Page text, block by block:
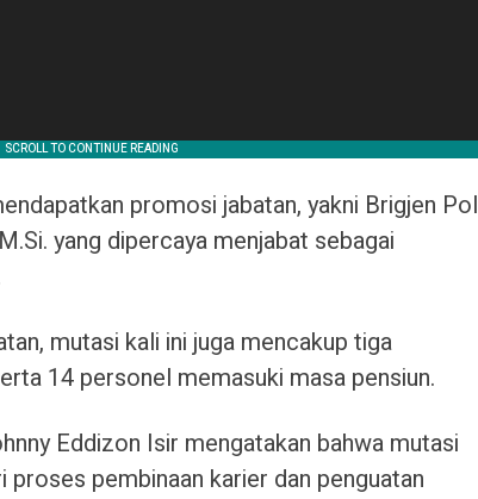
promosi jabatan, yakni Brigjen Pol
yang dipercaya menjabat sebagai
mutasi kali ini juga mencakup tiga
14 personel memasuki masa pensiun.
Eddizon Isir mengatakan bahwa mutasi
proses pembinaan karier dan penguatan